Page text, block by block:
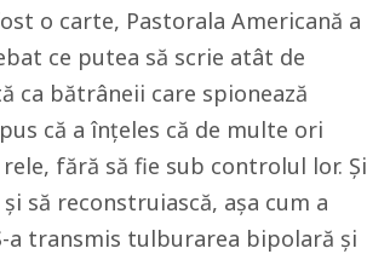
o carte, Pastorala Americană a
ce putea să scrie atât de
bătrâneii care spionează
că a înțeles că de multe ori
fără să fie sub controlul lor. Și
să reconstruiască, așa cum a
a transmis tulburarea bipolară și